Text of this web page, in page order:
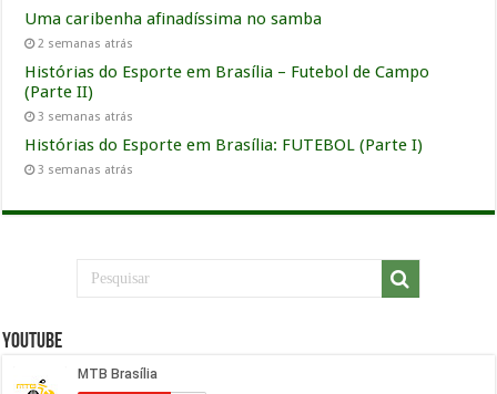
Uma caribenha afinadíssima no samba
2 semanas atrás
Histórias do Esporte em Brasília – Futebol de Campo
(Parte II)
3 semanas atrás
Histórias do Esporte em Brasília: FUTEBOL (Parte I)
3 semanas atrás
YouTube